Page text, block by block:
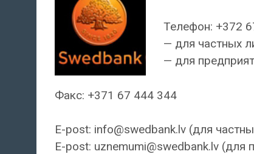
Телефон: +372
— для частных
— для
Факс: +371 67 444 344
E-post: info@swedbank.lv (для
E-post: uznemumi@swedbank.lv (для